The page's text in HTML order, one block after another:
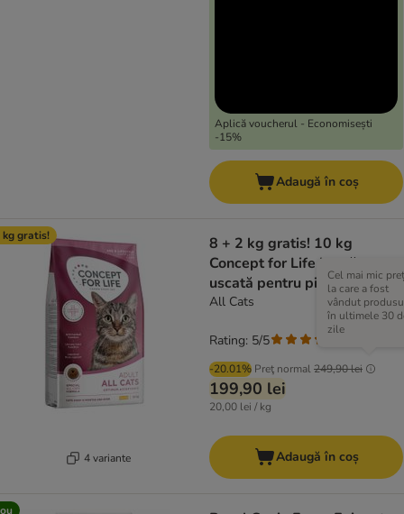
Aplică voucherul - Economisești
-15%
Adaugă în coș
kg gratis!
4 variante
8 + 2 kg gratis! 10 kg
Concept for Life hrană
uscată pentru pisici
All Cats
-20.01% Preţ normal249,90 lei
Cel mai mic preț
la care a fost
vândut
în ultimele 30
zile
199,90 lei
20,00 lei / kg
Rating: 5/5
Adaugă în coș